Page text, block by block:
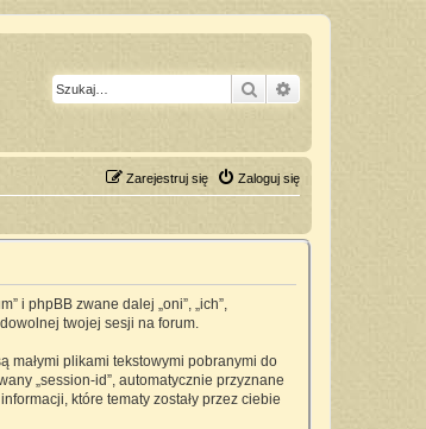
Szukaj
Zaloguj się
Zarejestruj się
i phpBB zwane dalej „oni”, „ich”,
dowolnej twojej sesji na forum.
małymi plikami tekstowymi pobranymi do
„session-id”, automatycznie przyznane
które tematy zostały przez ciebie